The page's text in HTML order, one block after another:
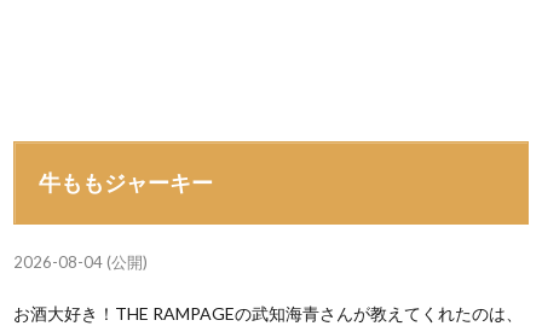
牛ももジャーキー
2026-08-04 (公開)
お酒大好き！THE RAMPAGEの武知海青さんが教えてくれたのは、